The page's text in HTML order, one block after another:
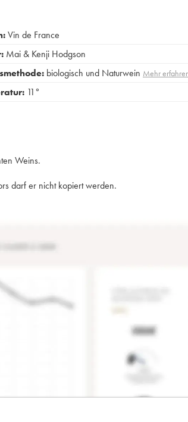
Vin de France
Mai & Kenji Hodgson
biologisch und Naturwein Mehr
11°
Weins.
darf er nicht kopiert werden.